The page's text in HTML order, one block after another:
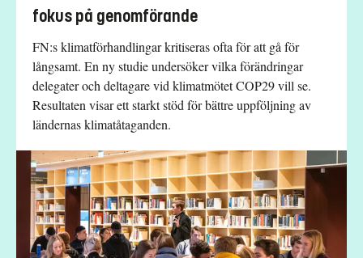
fokus på genomförande
FN:s klimatförhandlingar kritiseras ofta för att gå för
långsamt. En ny studie undersöker vilka förändringar
delegater och deltagare vid klimatmötet COP29 vill se.
Resultaten visar ett starkt stöd för bättre uppföljning av
ländernas klimatåtaganden.